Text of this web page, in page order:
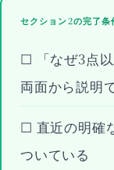
セクション2の完了条
☐ 「なぜ3点
両面から説明
☐ 直近の明確
ついている